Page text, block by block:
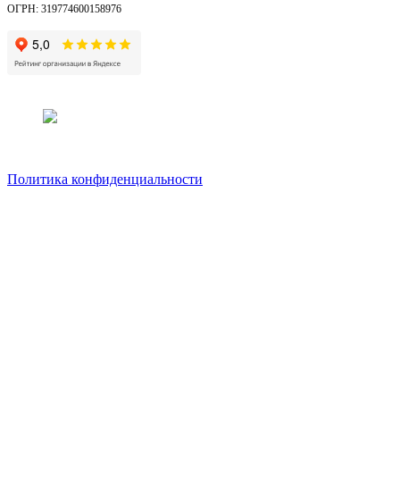
ОГРН: 319774600158976
Политика конфиденциальности